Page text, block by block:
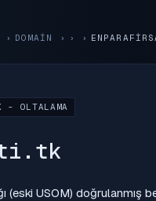
DOMAIN ›
- OLTALAMA
(eski USOM) doğrulanmış